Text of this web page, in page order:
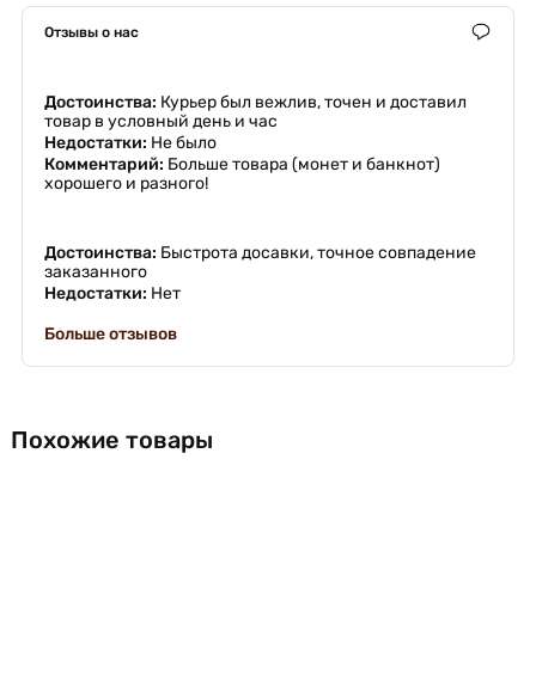
Отзывы о нас
Достоинства: Курьер был вежлив, точен и доставил
товар в условный день и час
Недостатки: Не было
Комментарий: Больше товара (монет и банкнот)
хорошего и разного!
Достоинства: Быстрота досавки, точное совпадение
заказанного
Недостатки: Нет
Больше отзывов
Похожие товары